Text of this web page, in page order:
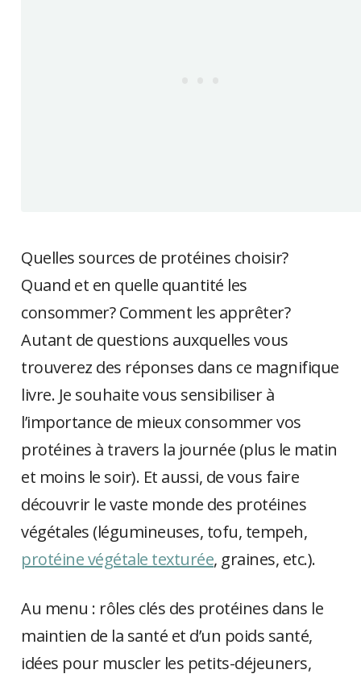
Quelles sources de protéines choisir?
Quand et en quelle quantité les
consommer? Comment les apprêter?
Autant de questions auxquelles vous
trouverez des réponses dans ce magnifique
livre. Je souhaite vous sensibiliser à
l’importance de mieux consommer vos
protéines à travers la journée (plus le matin
et moins le soir). Et aussi, de vous faire
découvrir le vaste monde des protéines
végétales (légumineuses, tofu, tempeh,
protéine végétale texturée, graines, etc.).
Au menu : rôles clés des protéines dans le
maintien de la santé et d’un poids santé,
idées pour muscler les petits-déjeuners,